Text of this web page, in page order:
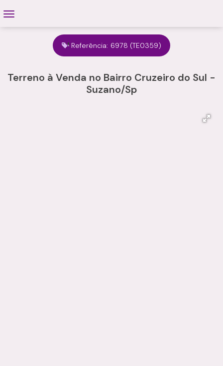
Referência: 6978 (TE0359)
Terreno à Venda no Bairro Cruzeiro do Sul -
Suzano/Sp